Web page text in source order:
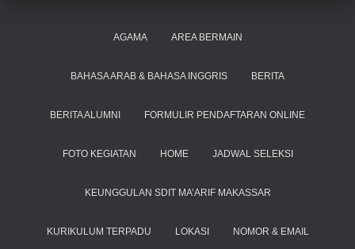
AGAMA AREA BERMAIN
BAHASA ARAB & BAHASA INGGRIS BERITA
BERITA ALUMNI FORMULIR PENDAFTARAN ONLINE
FOTO KEGIATAN HOME JADWAL SELEKSI
KEUNGGULAN SDIT MA’ARIF MAKASSAR
KURIKULUM TERPADU LOKASI NOMOR & EMAIL